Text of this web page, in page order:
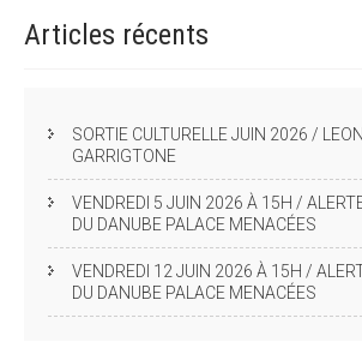
Articles récents
SORTIE CULTURELLE JUIN 2026 /
GARRIGTONE
VENDREDI 5 JUIN 2026 À 15H /
DU DANUBE PALACE MENACÉES
VENDREDI 12 JUIN 2026 À 15H /
DU DANUBE PALACE MENACÉES